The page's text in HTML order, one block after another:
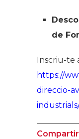
de
Inscriu-te
https://
direccio-
Compartir